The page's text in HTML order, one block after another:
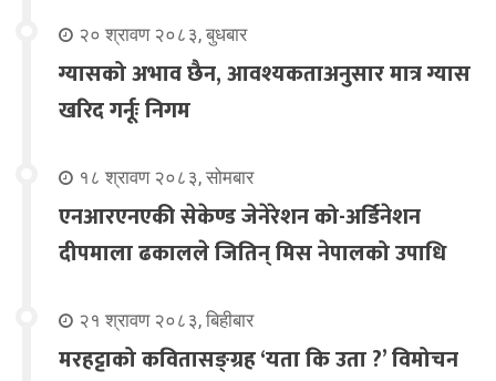
२० श्रावण २०८३, बुधबार
ग्यासको अभाव छैन, आवश्यकताअनुसार मात्र ग्यास
खरिद गर्नूः निगम
१८ श्रावण २०८३, सोमबार
एनआरएनएकी सेकेण्ड जेनेरेशन को-अर्डिनेशन
दीपमाला ढकालले जितिन् मिस नेपालको उपाधि
२१ श्रावण २०८३, बिहीबार
मरहट्टाको कवितासङ्ग्रह ‘यता कि उता ?’ विमोचन